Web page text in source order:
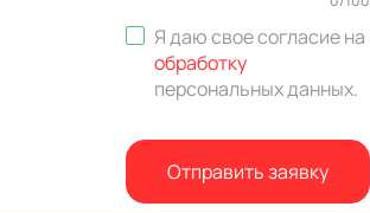
Я даю свое согласие на
обработку
персональных данных.
Отправить заявку